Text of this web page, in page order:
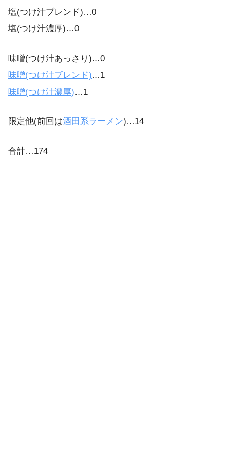
塩(つけ汁ブレンド)…0
塩(つけ汁濃厚)…0
味噌(つけ汁あっさり)…0
味噌(つけ汁ブレンド)…1
味噌(つけ汁濃厚)…1
限定他(前回は酒田系ラーメン)…14
合計…174